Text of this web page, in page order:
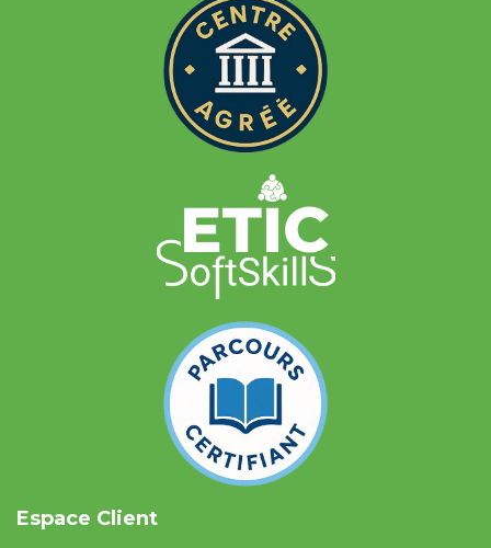
Espace Client